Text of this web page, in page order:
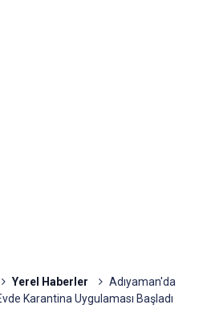
Yerel Haberler
Adıyaman'da
Karantina Uygulaması Başladı